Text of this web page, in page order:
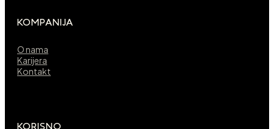
KOMPANIJA
O nama
Karijera
Kontakt
KORISNO